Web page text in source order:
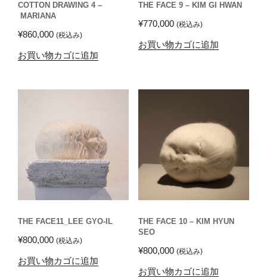
COTTON DRAWING 4 –
MARIANA
¥860,000 (税込み)
お買い物カゴに追加
THE FACE 9 – KIM GI HWAN
¥770,000 (税込み)
お買い物カゴに追加
THE FACE11_LEE GYO-IL
¥800,000 (税込み)
お買い物カゴに追加
THE FACE 10 – KIM HYUN
SEO
¥800,000 (税込み)
お買い物カゴに追加